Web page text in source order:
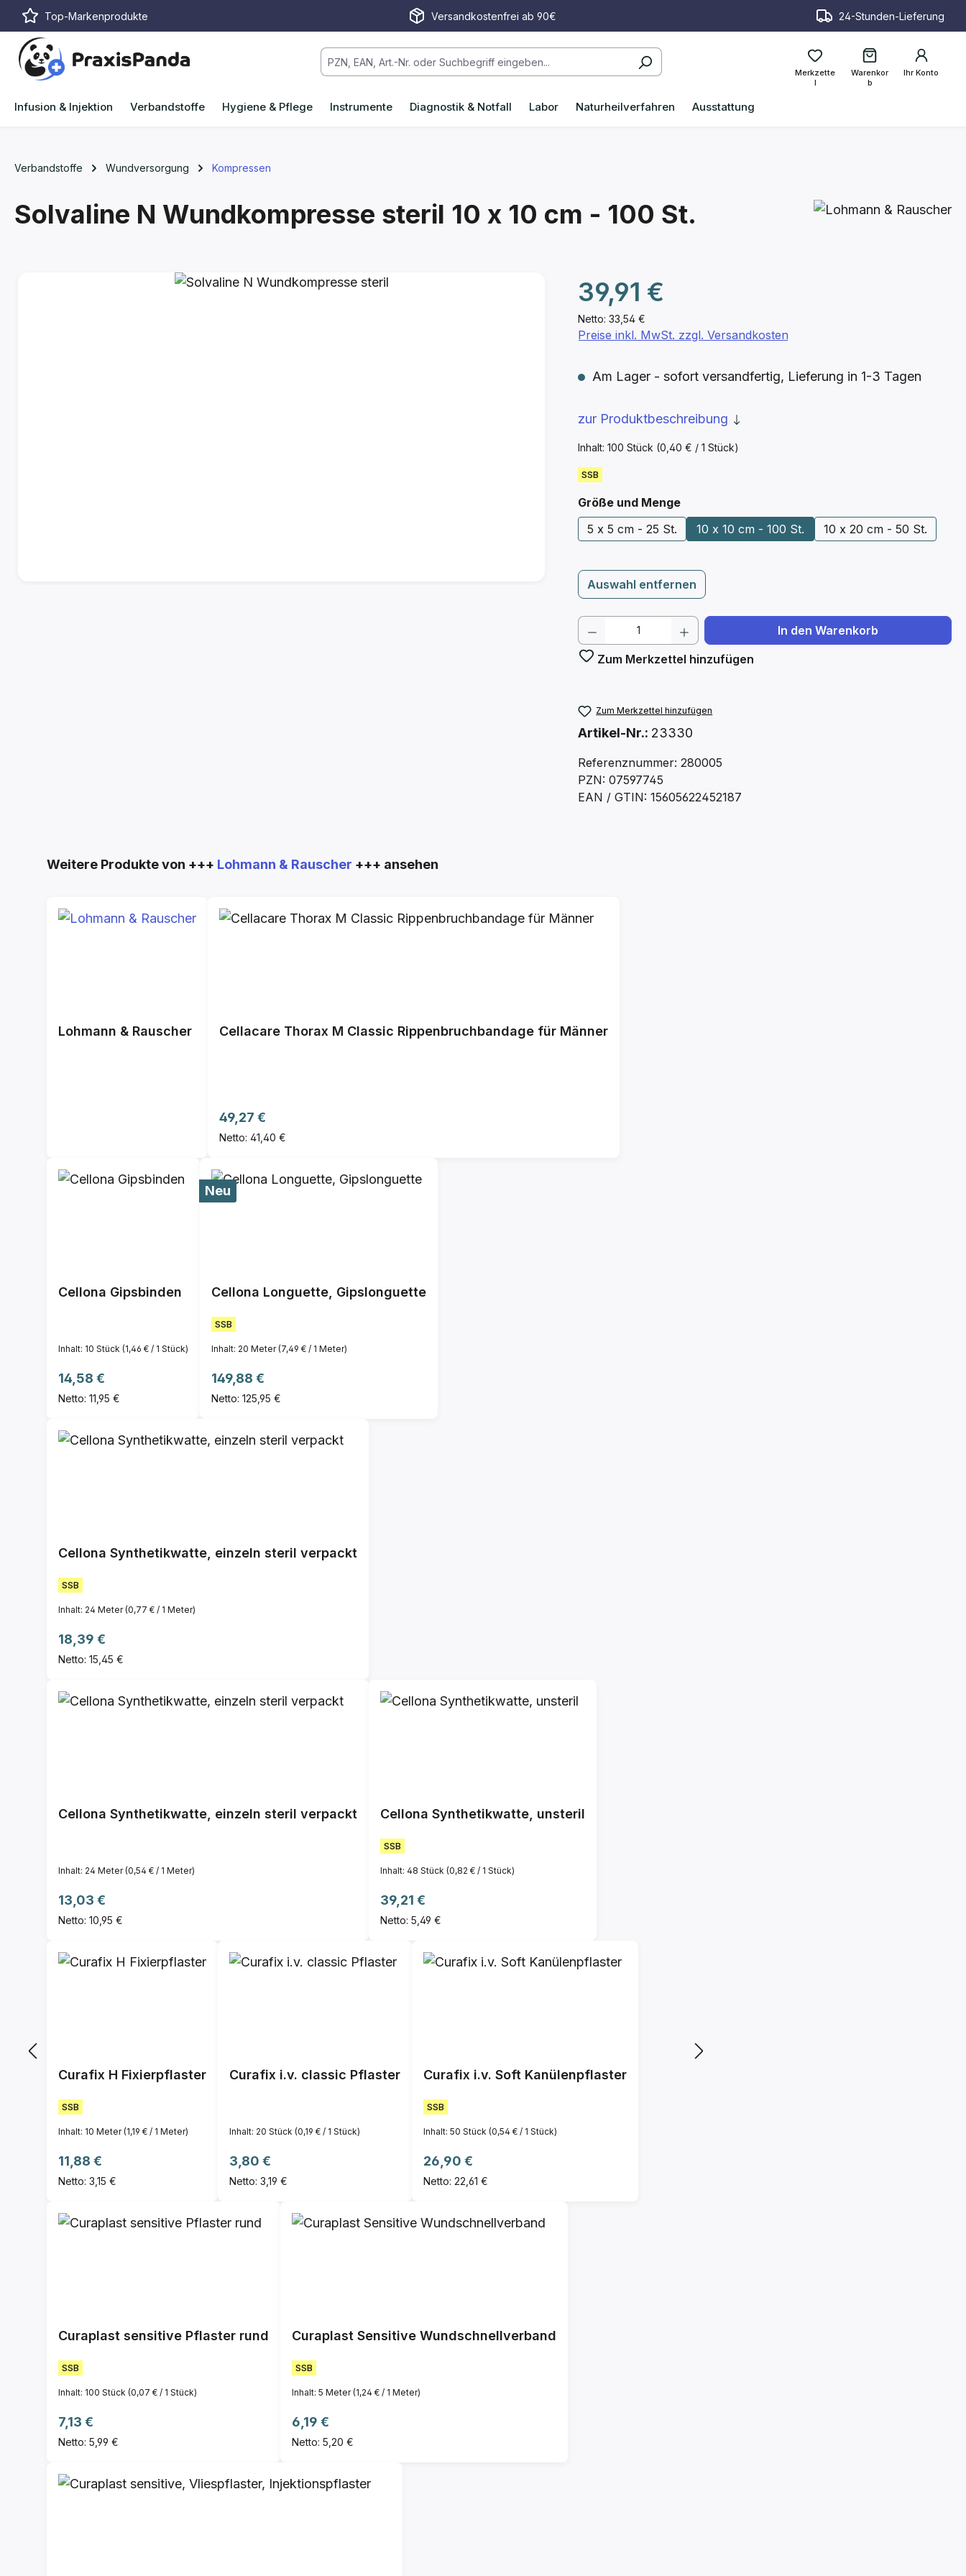
Hauptinhalt springen
Zur Suche springen
Zur Hauptnavigation springen
Top-Markenprodukte Versandkostenfrei ab 90€ 24-Stunden-Lieferung
Merkzette
l
Ihr Konto
Warenkor
b
Infusion & Injektion Verbandstoffe Hygiene & Pflege Instrumente Diagnostik & Notfall Labor Naturheilverfahren Ausstattung
Verbandstoffe Wundversorgung Kompressen
Solvaline N Wundkompresse steril 10 x 10 cm - 100 St.
Netto: 33,54 €
Regulärer Preis:
39,91 €
Inhalt: 100 Stück (0,40 € / 1 Stück)
Preise inkl. MwSt. zzgl. Versandkosten
Am Lager - sofort versandfertig, Lieferung in 1-3 Tagen
SSB
zur Produktbeschreibung
Größe und Mengeauswählen
5 x 5 cm - 25 St.
10 x 10 cm - 100 St. 10 x 20 cm - 50 St.
Auswahl entfernen
Produkt Anzahl: Gib den gewünschten Wert
In den Warenkorb
Zum Merkzettel hinzufügen
Zum Merkzettel hinzufügen
Artikel-Nr.: 23330
Referenznummer: 280005
PZN: 07597745
EAN / GTIN: 15605622452187
Produktgalerie überspringen
Weitere Produkte von +++ Lohmann & Rauscher +++ ansehen
Lohmann & Rauscher Cellacare Thorax M Classic Rippenbruchbandage für Männer
Regulärer Preis:
49,27 €
Netto: 41,40 €
Cellona Gipsbinden
Inhalt: 10 Stück (1,46 € / 1 Stück)
Regulärer Preis:
14,58 €
Netto: 11,95 €
Neu
Cellona Longuette, Gipslonguette
SSB
Inhalt: 20 Meter(7,49 € / 1 Meter)
Regulärer Preis:
149,88 €
Netto: 125,95 €
Cellona Synthetikwatte, einzeln steril verpackt
SSB
Inhalt: 24 Meter(0,77 € / 1 Meter)
Regulärer Preis:
18,39 €
Netto: 15,45 €
Cellona Synthetikwatte, einzeln steril verpackt
Inhalt: 24 Meter(0,54 € / 1 Meter)
Regulärer Preis:
13,03 €
Netto: 10,95 €
Cellona Synthetikwatte, unsteril
SSB
Inhalt: 48 Stück (0,82 € / 1 Stück)
Regulärer Preis:
39,21 €
Netto: 5,49 €
Curafix H Fixierpflaster
SSB
Inhalt: 10 Meter(1,19 € / 1 Meter)
Regulärer Preis:
11,88 €
Netto: 3,15 €
Curafix i.v. classic Pflaster
Inhalt: 20 Stück (0,19 € / 1 Stück)
Regulärer Preis:
3,80 €
Netto: 3,19 €
Curafix i.v. Soft Kanülenpflaster
SSB
Inhalt: 50 Stück (0,54 € / 1 Stück)
Regulärer Preis:
26,90 €
Netto: 22,61 €
Curaplast sensitive Pflaster rund
SSB
Inhalt: 100 Stück (0,07 € / 1 Stück)
Regulärer Preis:
7,13 €
Netto: 5,99 €
Curaplast Sensitive Wundschnellverband
SSB
Inhalt: 5 Meter(1,24 € / 1 Meter)
Regulärer Preis:
6,19 €
Netto: 5,20 €